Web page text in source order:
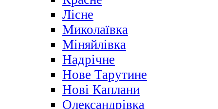
Лісне
Миколаївка
Міняйлівка
Надрічне
Нове Тарутине
Нові Каплани
Олександрівка